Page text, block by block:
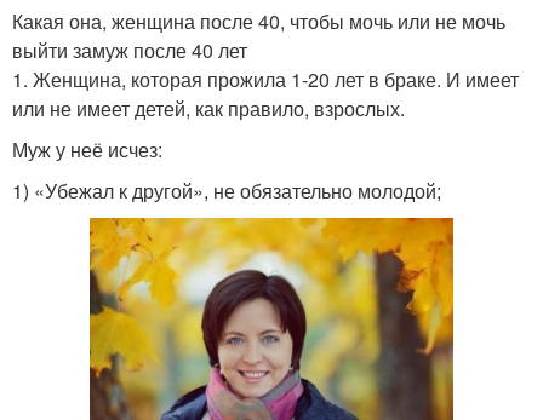
Какая она, женщина после 40, чтобы мочь или не мочь
выйти замуж после 40 лет
1. Женщина, которая прожила 1-20 лет в браке. И имеет
или не имеет детей, как правило, взрослых.
Муж у неё исчез:
1) «Убежал к другой», не обязательно молодой;